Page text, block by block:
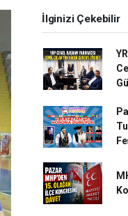
İlginizi Çekebilir